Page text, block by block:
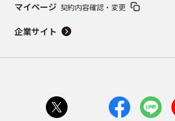
マイページ 契約内容確認・変更
企業サイト